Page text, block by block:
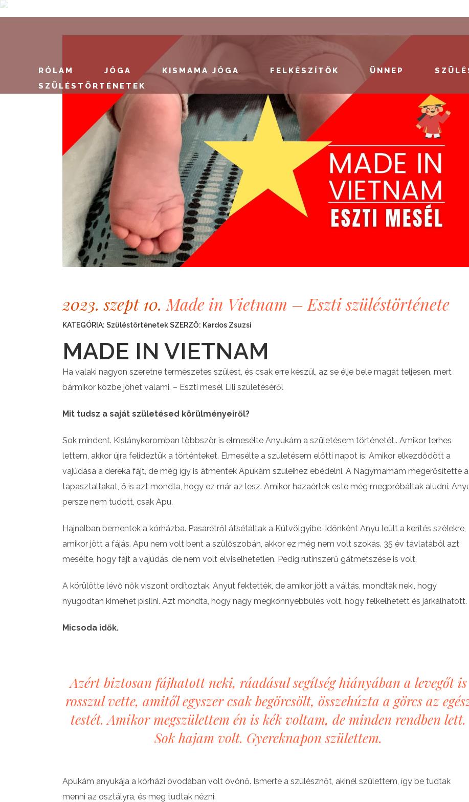
RÓLAM JÓGA KISMAMA JÓGA FELKÉSZÍTŐK ÜNNEP
SZÜLÉSTÖRTÉNETEK
2023. szept 10. Made in Vietnam – Eszti szüléstörténete
KATEGÓRIA: SzüléstörténetekSZERZŐ: Kardos Zsuzsi
MADE IN VIETNAM
Ha valaki nagyon szeretne természetes szülést, és csak erre készül, az se élje bele magát teljesen, mert
bármikor közbe jöhet valami. – Eszti mesél Lili születéséről
Mit tudsz a saját születésed körülményeiről?
Sok mindent. Kislánykoromban többször is elmesélte Anyukám a születésem történetét.. Amikor terhes
lettem, akkor újra felidéztük a történteket. Elmesélte a születésem előtti napot is: Amikor elkezdődött a
vajúdása a dereka fájt, de még így is átmentek Apukám szüleihez ebédelni. A Nagymamám megerősítette a
tapasztaltakat, ő is azt mondta, hogy ez már az lesz. Amikor hazaértek este még megpróbáltak aludni.
persze nem tudott, csak Apu.
Hajnalban bementek a kórházba. Pasarétről átsétáltak a Kútvölgyibe. Időnként Anyu leült a kerítés szélekre,
amikor jött a fájás. Apu nem volt bent a szülőszobán, akkor ez még nem volt szokás. 35 év távlatából azt
mesélte, hogy fájt a vajúdás, de nem volt elviselhetetlen. Pedig rutinszerű gátmetszése is volt.
A körülötte lévő nők viszont ordítoztak. Anyut fektették, de amikor jött a váltás, mondták neki, hogy
nyugodtan kimehet pisilni. Azt mondta, hogy nagy megkönnyebbülés volt, hogy felkelhetett és járkálhatott.
Micsoda idők.
Azért biztosan fájhatott neki, ráadásul segítség hiányában a levegőt is
rosszul vette, amitől egyszer csak begörcsölt, összehúzta a görcs az
testét. Amikor megszülettem én is kék voltam, de minden rendben lett.
Sok hajam volt. Gyereknapon születtem.
Apukám anyukája a kórházi óvodában volt óvónő. Ismerte a szülésznőt, akinél születtem, így be tudtak
menni az osztályra, és meg tudtak nézni.